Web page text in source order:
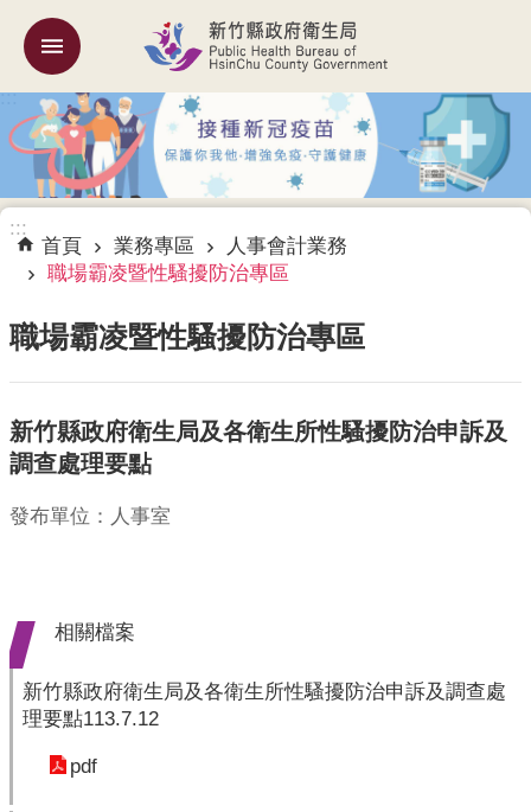
跳到主要內容區塊
機
關
簡
介
訊
息
告
專
區
專
區
題
專
區
:::
:::
首頁 業務專區
人事會計業務
職場霸凌暨性騷擾防治專區
職場霸凌暨性騷擾防治專區
新竹縣政府衛生局及各衛生所性騷擾防治申訴及
調查處理要點
發布單位：人事室
相關檔案
新竹縣政府衛生局及各衛生所性騷擾防治申訴及調查處
理要點113.7.12
pdf